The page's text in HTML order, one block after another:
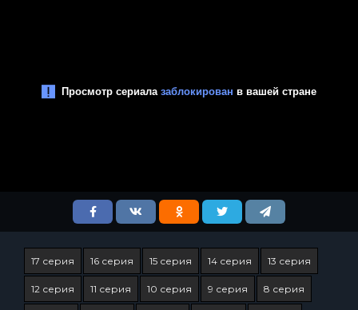
17 серия 16 серия 15 серия 14 серия 13 серия
12 серия 11 серия 10 серия 9 серия 8 серия